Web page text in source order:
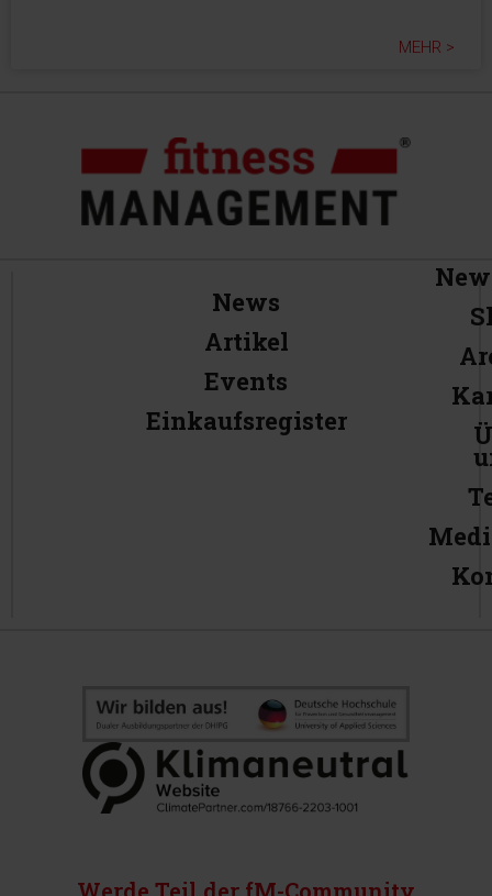
MEHR >
News
Artikel
Events
Einkaufsregister
Werde Teil der fM-Community